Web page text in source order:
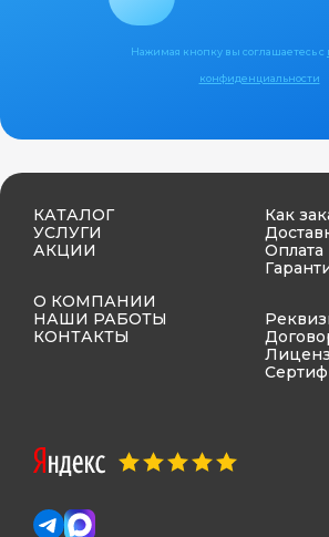
Нажимая кнопку вы соглашаетесь с
конфиденциальности
КАТАЛОГ
УСЛУГИ
АКЦИИ
О КОМПАНИИ
НАШИ РАБОТЫ
КОНТАКТЫ
Как
Оплата